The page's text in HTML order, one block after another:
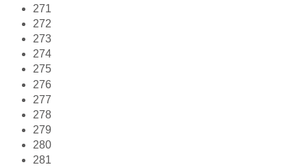
271
272
273
274
275
276
277
278
279
280
281